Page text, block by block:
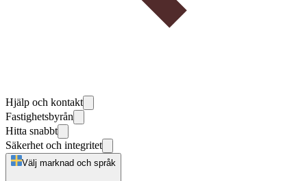
Hjälp och kontakt
Fastighetsbyrån
Hitta snabbt
Säkerhet och integritet
Välj marknad och språk